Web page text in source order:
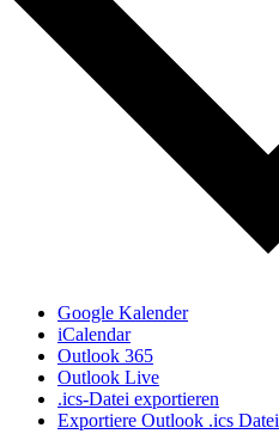
Google Kalender
iCalendar
Outlook 365
Outlook Live
.ics-Datei exportieren
Exportiere Outlook .ics Datei